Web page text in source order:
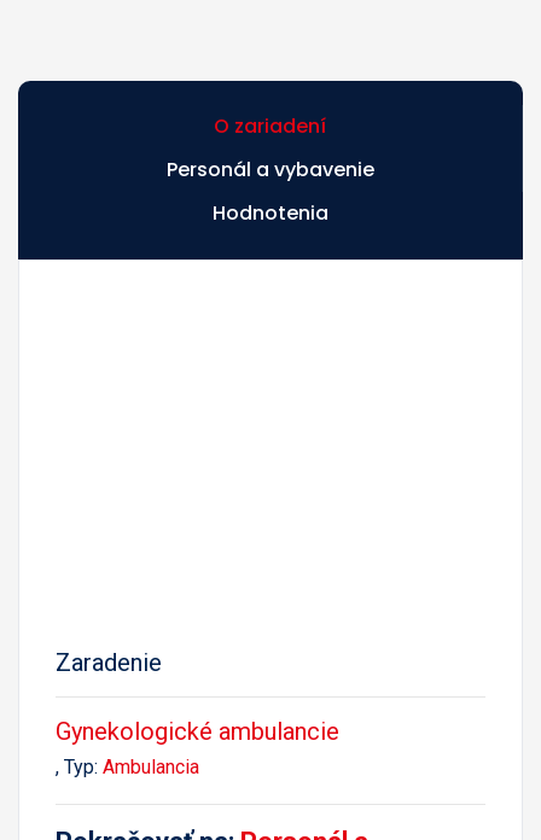
O zariadení
Personál a vybavenie
Hodnotenia
Zaradenie
Gynekologické ambulancie
, Typ: Ambulancia